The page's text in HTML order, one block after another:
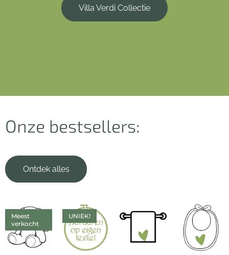
Villa Verdi Collectie
Onze bestsellers:
Ontdek alles
Meest
verkocht
UNIEK!